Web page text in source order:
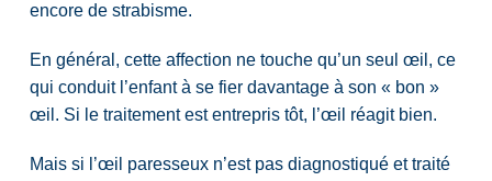
encore de strabisme.
En général, cette affection ne touche qu’un seul œil, ce
qui conduit l’enfant à se fier davantage à son « bon »
œil. Si le traitement est entrepris tôt, l’œil réagit bien.
Mais si l’œil paresseux n’est pas diagnostiqué et traité